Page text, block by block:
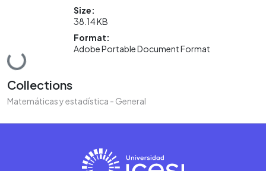
Loading...
Size:
38.14 KB
Format:
Adobe Portable Document Format
Collections
Matemáticas y estadística - General